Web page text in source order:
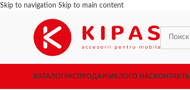
Skip to navigation Skip to main content
КАТАЛОГРАСПРОДАЖИ БЛОГО НАСКОНТАКТЫ